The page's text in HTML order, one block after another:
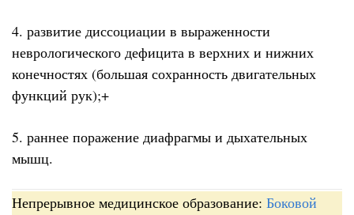
4. развитие диссоциации в выраженности
неврологического дефицита в верхних и нижних
конечностях (большая сохранность двигательных
функций рук);+
5. раннее поражение диафрагмы и дыхательных
мышц.
Непрерывное медицинское образование: Боковой